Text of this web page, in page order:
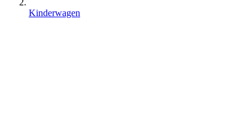
Kinderwagen